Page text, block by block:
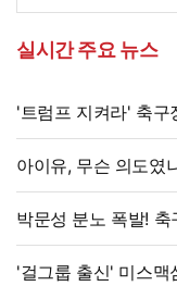
실시간 주요 뉴스
'트럼프 지켜라' 축
결승전 비화
아이유, 무슨 의도였
의견분분
박문성 분노 폭발!
"국제 문제로 비화될
'걸그룹 출신' 미스